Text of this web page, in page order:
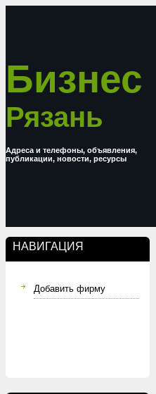
Бизнес
Рязань
Адреса и телефоны, объявления,
публикации, новости, ресурсы
НАВИГАЦИЯ
Добавить фирму